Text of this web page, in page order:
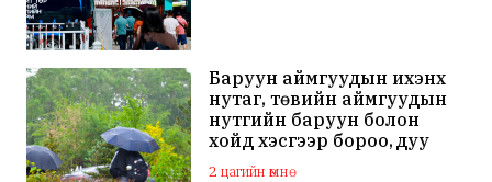
Баруун аймгуудын ихэнх
нутаг, төвийн аймгуудын
нутгийн баруун болон
хойд хэсгээр бороо, дуу
цахилгаантай аадар бороо
2 цагийн өмнө